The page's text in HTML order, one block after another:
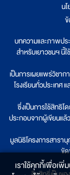
น
บทความและภาพปร
สำหรับเยาวชนฯ นี้
เป็นการเผยแพร่วิชาก
โรงเรียนทั่วประเท
ซึ่งเป็นการใช้สิทธิ
ประกอบจากผู้เขียนแล้
มูลนิธิโครงการสารา
ขั
เราใช้คุกกี้เพื่อเพิ่